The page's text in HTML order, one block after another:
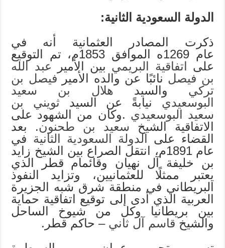
الدولة السعودية الثانية:
ذكرت المصادر العثمانية أنه في
عام 1269ه الموافق 1853م، تم التوقيع
على اتفاقية البريمي بين الأميرعبد الله
بن فيصل نائبًا عن والده الأميرفيصل بن
تركي والسيدهلال بن سعيد
البوسعيدينيابةً عن السيدثويني بن
سعيد البوسعيدي .وكان من الشهود على
الاتفاقية الشيخ سعيد بن طحنون. بعد
القضاء على الدولة السعودية الثانية في
عام 1891م، انتقل الصراع بين الشيخ زايد
بن خليفة آل نهيان وقائمام قطر الذي
يعتبر ممثلًا للعثمانيين، وتزايد النفوذ
البريطاني في منطقة شرق شبه الجزيرة
العربية الذي أدى إلى توقيع اتفاقية حماية
بين بريطانيا وكل من شيوخ الساحل
والشيخ قاسم آل ثاني – حاكم قطر.